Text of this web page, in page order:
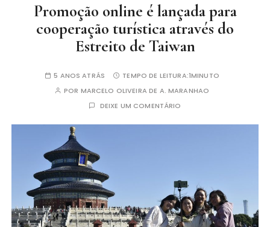
Promoção online é lançada para
cooperação turística através do
Estreito de Taiwan
5 ANOS ATRÁS TEMPO DE LEITURA:1MINUTO
POR MARCELO OLIVEIRA DE A. MARANHAO
DEIXE UM COMENTÁRIO